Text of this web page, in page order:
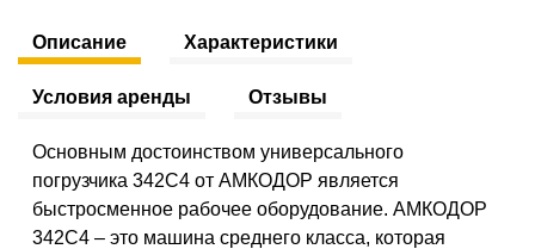
Описание Характеристики
Условия аренды Отзывы
Основным достоинством универсального
погрузчика 342С4 от АМКОДОР является
быстросменное рабочее оборудование. АМКОДОР
342С4 – это машина среднего класса, которая